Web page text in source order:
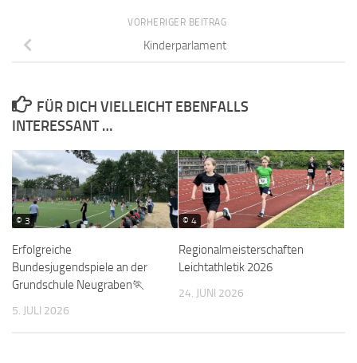
VORHERIGER BEITRAG
Kinderparlament
FÜR DICH VIELLEICHT EBENFALLS
INTERESSANT …
© 3
Erfolgreiche
Bundesjugendspiele an der
Grundschule Neugraben🏃
5. JULI 2026
© 4
Regionalmeisterschaften
Leichtathletik 2026
24. JUNI 2026